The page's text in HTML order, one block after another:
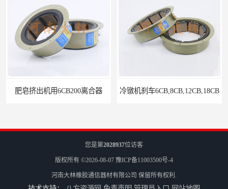
肥皂挤出机用6CB200离合器 冷镦机刹车6CB,8CB,12CB,18CB
您是第2028937位访客
版权所有 ©2026-08-07 豫ICP备11003500号-4
河南大林橡胶通信器材有限公司 保留所有权利.